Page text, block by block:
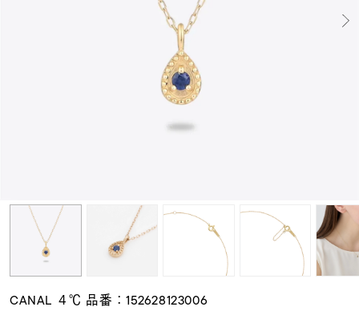
誕生石
モチーフ
CANAL ４℃ 品番：152628123006